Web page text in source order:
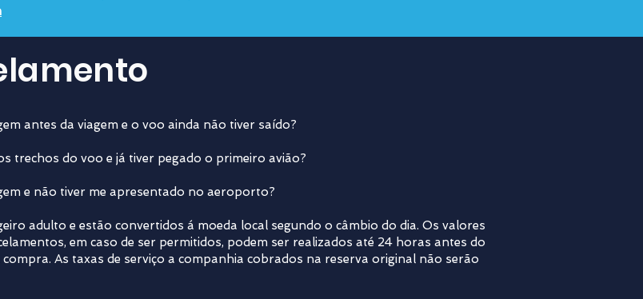
antes da viagem e o voo ainda não tiver saído?
trechos do voo e já tiver pegado o primeiro avião?
e não tiver me apresentado no aeroporto?
adulto e estão convertidos á moeda local segundo o câmbio do dia. Os valores
em caso de ser permitidos, podem ser realizados até 24 horas antes do
As taxas de serviço a companhia cobrados na reserva original não serão